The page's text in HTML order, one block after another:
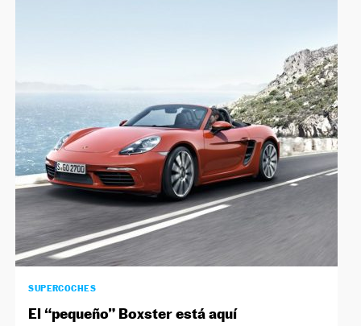
SUPERCOCHES
El “pequeño” Boxster está aquí